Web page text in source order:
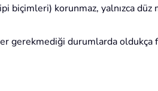
biçimleri) korunmaz, yalnızca düz
gerekmediği durumlarda oldukça